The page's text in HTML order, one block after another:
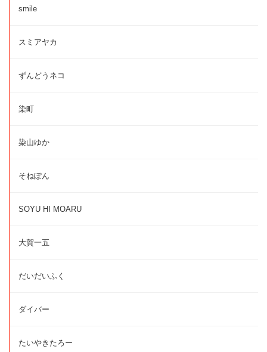
smile
スミアヤカ
ずんどうネコ
染町
染山ゆか
そねぽん
SOYU HI MOARU
大賀一五
だいだいふく
ダイバー
たいやきたろー